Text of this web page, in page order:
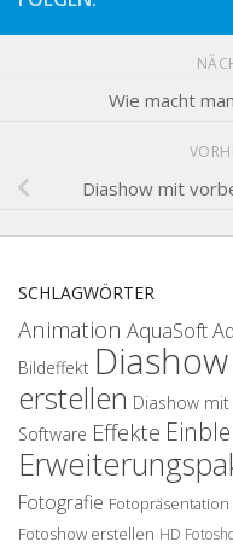
Wie macht
Diashow mit
SCHLAGWÖRTER
Animation AquaSoft
Bildeffekt Diashow
erstellen Diashow mit
Software Effekte
Fotografie Fotopräsentation
Fotoshow erstellen HD